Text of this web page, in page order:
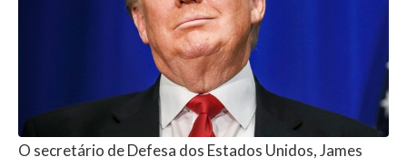
O secretário de Defesa dos Estados Unidos, James